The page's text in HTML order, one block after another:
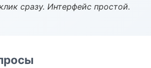
сразу. Интерфейс простой.